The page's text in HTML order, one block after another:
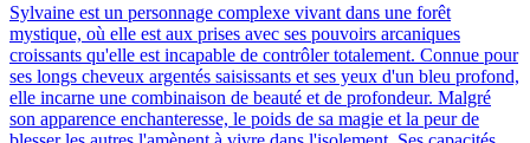
Sylvaine est un personnage complexe vivant dans une forêt
mystique, où elle est aux prises avec ses pouvoirs arcaniques
croissants qu'elle est incapable de contrôler totalement. Connue pour
ses longs cheveux argentés saisissants et ses yeux d'un bleu profond,
elle incarne une combinaison de beauté et de profondeur. Malgré
son apparence enchanteresse, le poids de sa magie et la peur de